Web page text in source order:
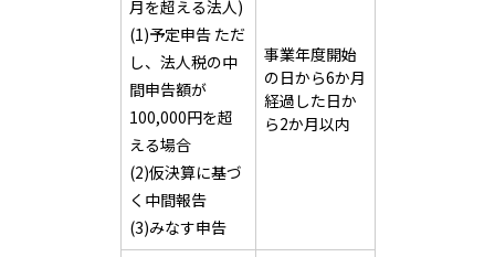
月を超える法人)
(1)予定申告 ただ
し、法人税の中
間申告額が
100,000円を超
える場合
(2)仮決算に基づ
く中間報告
(3)みなす申告
事業年度開始
の日から6か月
経過した日か
ら2か月以内